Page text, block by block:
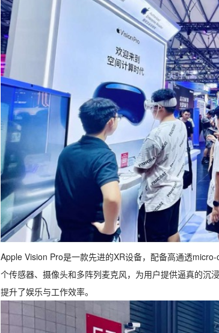
Apple Vision Pro是一款先进的XR设备，配备高通透
个传感器、摄像头和多阵列麦克风，为用户提供逼真的沉
提升了娱乐与工作效率。